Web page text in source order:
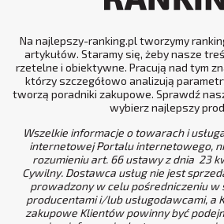
Na najlepszy-ranking.pl tworzymy
artykułów. Staramy się, żeby nasze
rzetelne i obiektywne. Pracują nad tym
którzy szczegółowo analizują
tworzą poradniki zakupowe. Sprawdź
wybierz najlepszy
Wszelkie informacje o towarach i
internetowej Portalu internetowego,
rozumieniu art. 66 ustawy z dnia 23
Cywilny. Dostawca usług nie jest
prowadzony w celu pośredniczeniu w
producentami i/lub usługodawcami, a
zakupowe Klientów powinny być